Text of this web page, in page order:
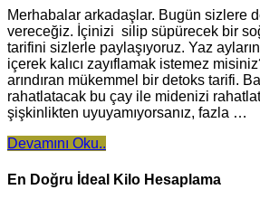
Merhabalar arkadaşlar. Bugün sizlere
vereceğiz. İçinizi silip süpürecek bir
tarifini sizlerle paylaşıyoruz. Yaz
içerek kalıcı zayıflamak istemez
arındıran mükemmel bir detoks tarifi.
rahatlatacak bu çay ile midenizi
şişkinlikten uyuyamıyorsanız, fazla …
Devamını Oku..
En Doğru İdeal Kilo Hesaplama